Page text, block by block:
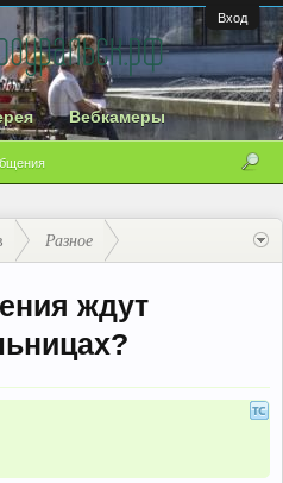
Вход
Вебкамеры
Разное
ждут